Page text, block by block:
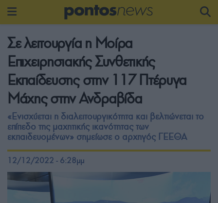
Σε λειτουργία η Μοίρα
Επιχειρησιακής Συνθετικής
Εκπαίδευσης στην 117 Πτέρυγα
Μάχης στην Ανδραβίδα
«Ενισχύεται η διαλειτουργικότητα και βελτιώνεται το
επίπεδο της μαχητικής ικανότητας των
εκπαιδευομένων» σημείωσε ο αρχηγός ΓΕΕΘΑ
12/12/2022 - 6:28μμ